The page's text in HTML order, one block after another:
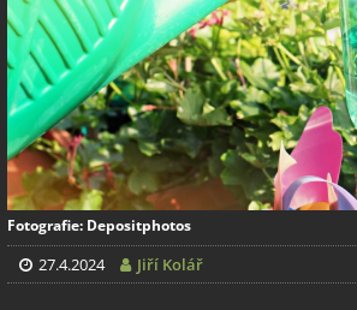
Fotografie: Depositphotos
27.4.2024 Jiří Kolář